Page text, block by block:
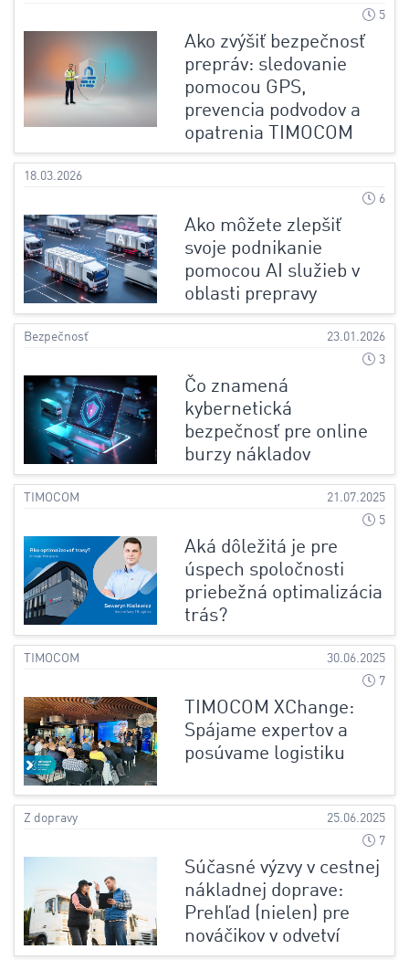
5
Ako zvýšiť bezpečnosť
prepráv: sledovanie
pomocou GPS,
prevencia podvodov a
opatrenia TIMOCOM
18.03.2026
6
Ako môžete zlepšiť
svoje podnikanie
pomocou AI služieb v
oblasti prepravy
Bezpečnosť
23.01.2026
3
Čo znamená
kybernetická
bezpečnosť pre online
burzy nákladov
TIMOCOM
21.07.2025
5
Aká dôležitá je pre
úspech spoločnosti
priebežná optimalizácia
trás?
TIMOCOM
30.06.2025
7
TIMOCOM XChange:
Spájame expertov a
posúvame logistiku
Z dopravy
25.06.2025
7
Súčasné výzvy v cestnej
nákladnej doprave:
Prehľad (nielen) pre
nováčikov v odvetví